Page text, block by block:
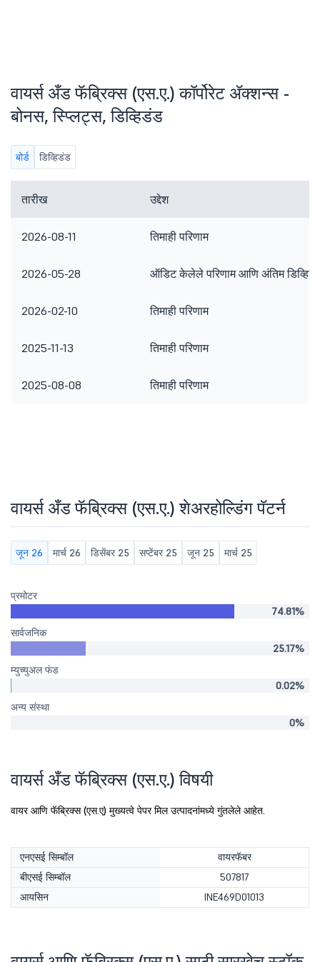
वायर्स अँड फॅब्रिक्स (एस.ए.) कॉर्पोरेट ॲक्शन्स -
बोनस, स्प्लिट्स, डिव्हिडंड
बोर्ड डिव्हिडंड
तारीख उद्देश
2026-08-11 तिमाही परिणाम
2026-05-28 ऑडिट केलेले परिणाम आणि अंतिम
2026-02-10 तिमाही परिणाम
2025-11-13 तिमाही परिणाम
2025-08-08 तिमाही परिणाम
वायर्स अँड फॅब्रिक्स (एस.ए.) शेअरहोल्डिंग पॅटर्न
जून 26 मार्च 26 डिसेंबर 25 सप्टेंबर 25 जून 25 मार्च 25
प्रमोटर
74.81%
सार्वजनिक
25.17%
म्युच्युअल फंड
0.02%
अन्य संस्था
0%
वायर्स अँड फॅब्रिक्स (एस.ए.) विषयी
वायर आणि फॅब्रिक्स (एस.ए) मुख्यत्वे पेपर मिल उत्पादनांमध्ये गुंतलेले आहेत.
एनएसई सिम्बॉल
वायरफॅबर
बीएसई सिम्बॉल
507817
आयसिन
INE469D01013